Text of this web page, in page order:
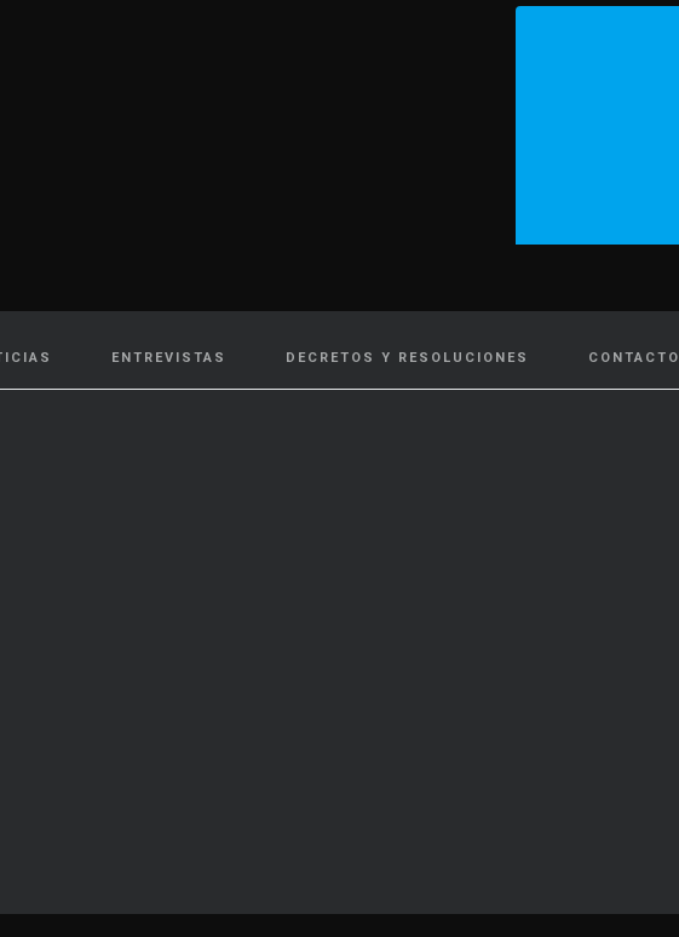
ENTREVISTAS DECRETOS Y RESOLUCIONES CONTACTO